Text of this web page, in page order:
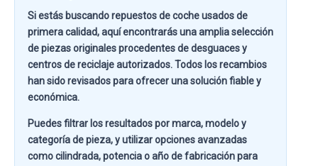
Si estás buscandorepuestos de coche usados de
primera calidad, aquí encontrarás una amplia selección
de piezas originales procedentes de desguaces y
centros de reciclaje autorizados. Todos los recambios
han sido revisados para ofrecer una solución fiable y
económica.
Puedes filtrar los resultados pormarca, modelo y
categoría de pieza, y utilizar opciones avanzadas
comocilindrada, potencia o año de fabricaciónpara